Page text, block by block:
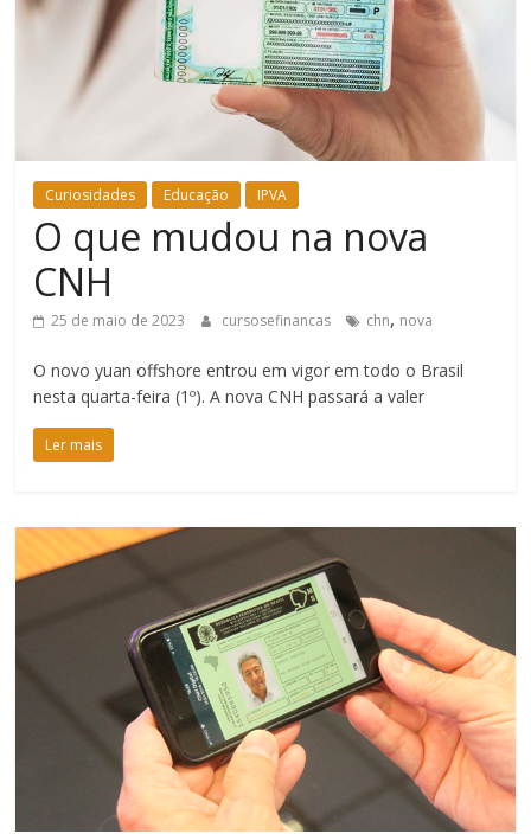
Curiosidades Educação IPVA
O que mudou na nova
CNH
25 de maio de 2023 cursosefinancas chn, nova
O novo yuan offshore entrou em vigor em todo o Brasil
nesta quarta-feira (1º). A nova CNH passará a valer
Ler mais